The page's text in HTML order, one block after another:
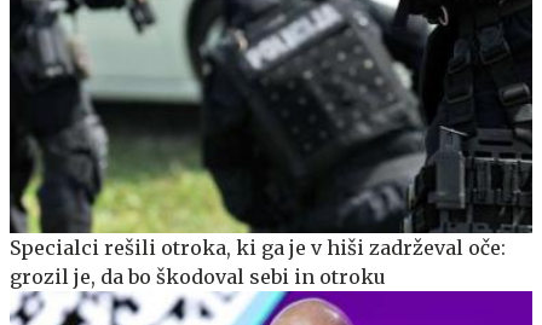
Specialci rešili otroka, ki ga je v hiši zadrževal oče:
grozil je, da bo škodoval sebi in otroku